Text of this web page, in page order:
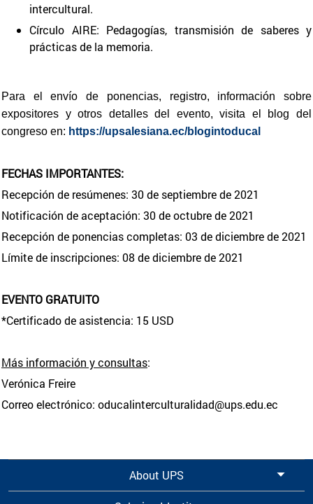
intercultural.
Círculo AIRE: Pedagogías, transmisión de saberes y
prácticas de la memoria.
Para el envío de ponencias, registro, información sobre
expositores y otros detalles del evento, visita el blog del
congreso en: https://upsalesiana.ec/blogintoducal
FECHAS IMPORTANTES:
Recepción de resúmenes: 30 de septiembre de 2021
Notificación de aceptación: 30 de octubre de 2021
Recepción de ponencias completas: 03 de diciembre de 2021
Límite de inscripciones: 08 de diciembre de 2021
EVENTO GRATUITO
*Certificado de asistencia: 15 USD
Más información y consultas:
Verónica Freire
Correo electrónico: oducalinterculturalidad@ups.edu.ec
About UPS